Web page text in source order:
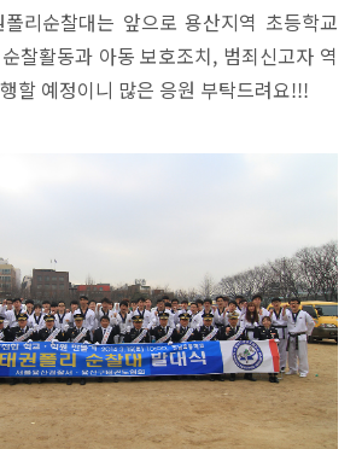
리순찰대는 앞으로 용산지역 초등학교
찰활동과 아동 보호조치, 범죄신고자 역
할 예정이니 많은 응원 부탁드려요!!!